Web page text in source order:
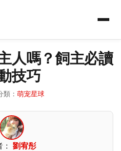
人嗎？飼主必讀
技巧
類： 萌宠星球
劉宥彤